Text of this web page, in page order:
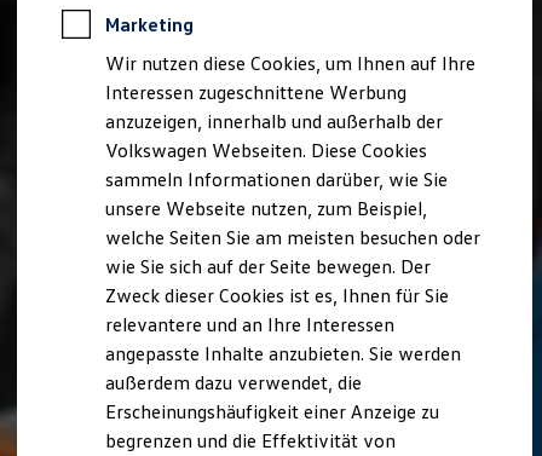
Marketing
Wir nutzen diese Cookies, um Ihnen auf Ihre
Interessen zugeschnittene Werbung
anzuzeigen, innerhalb und außerhalb der
Volkswagen Webseiten. Diese Cookies
sammeln Informationen darüber, wie Sie
unsere Webseite nutzen, zum Beispiel,
welche Seiten Sie am meisten besuchen oder
wie Sie sich auf der Seite bewegen. Der
Zweck dieser Cookies ist es, Ihnen für Sie
relevantere und an Ihre Interessen
angepasste Inhalte anzubieten. Sie werden
außerdem dazu verwendet, die
Erscheinungshäufigkeit einer Anzeige zu
begrenzen und die Effektivität von